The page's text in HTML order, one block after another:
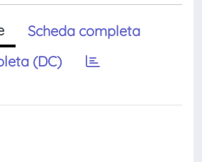
Scheda completa
(DC)